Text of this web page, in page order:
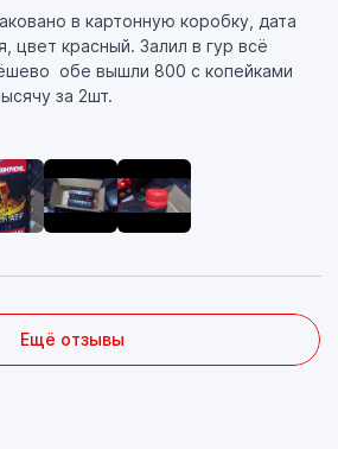
в картонную коробку, дата
цвет красный. Залил в гур всё
обе вышли 800 с копейками
за 2шт.
Ещё отзывы